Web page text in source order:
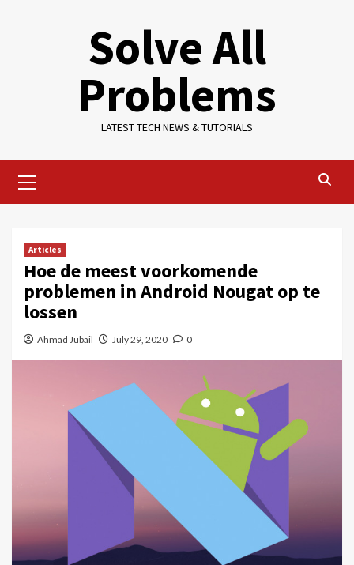
Solve All
Problems
LATEST TECH NEWS & TUTORIALS
Menu
Articles
Hoe de meest voorkomende
problemen in Android Nougat op te
lossen
Ahmad Jubail July 29, 2020 0